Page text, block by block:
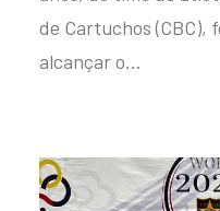
de Cartuchos (CBC),
alcançar o…